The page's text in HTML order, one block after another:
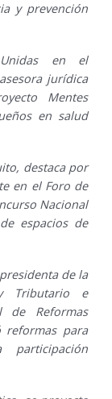
y prevención
en el
jurídica
Mentes
en salud
destaca por
en el Foro de
Nacional
espacios de
de la
Tributario e
de Reformas
reformas para